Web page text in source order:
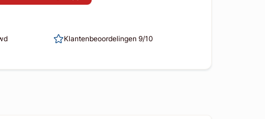
Klantenbeoordelingen 9/10